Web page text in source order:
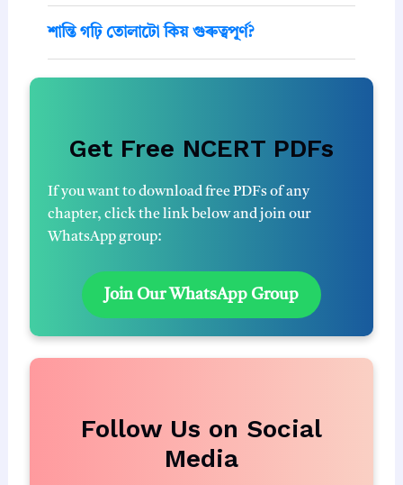
শান্তি গঢ়ি তোলাটো কিয় গুৰুত্বপূর্ণ?
Get Free NCERT PDFs
If you want to download free PDFs of any
chapter, click the link below and join our
WhatsApp group:
Join Our WhatsApp Group
Follow Us on Social
Media